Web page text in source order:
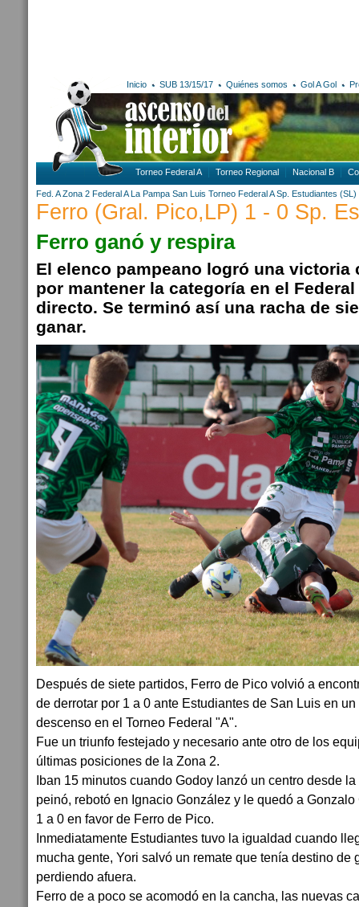
Inicio SUB 13/15/17 Quiénes somos Gol A Gol
Torneo Federal A Torneo Regional Nacional B
Fed. A Zona 2 Federal A La Pampa San Luis Torneo Federal A Sp. Estudiantes (SL)
Ferro (Gral. Pico,LP) 1 - 0 Sp.
Ferro ganó y respira
El elenco pampeano logró una victoria
por mantener la categoría en el
directo. Se terminó así una racha de
ganar.
Después de siete partidos, Ferro de Pico volvió a
de derrotar por 1 a 0 ante Estudiantes de San Luis en
descenso en el Torneo Federal "A".
Fue un triunfo festejado y necesario ante otro de los
últimas posiciones de la Zona 2.
Iban 15 minutos cuando Godoy lanzó un centro desde
peinó, rebotó en Ignacio González y le quedó a
1 a 0 en favor de Ferro de Pico.
Inmediatamente Estudiantes tuvo la igualdad cuando
mucha gente, Yori salvó un remate que tenía destino de
perdiendo afuera.
Ferro de a poco se acomodó en la cancha, las nuevas